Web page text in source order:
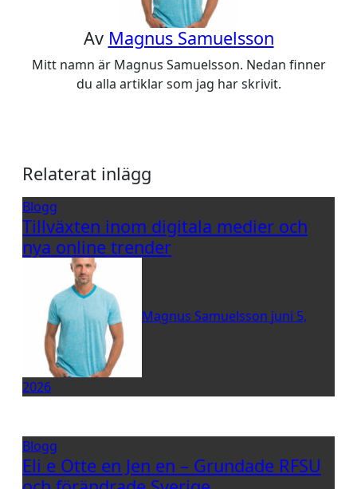
Av Magnus Samuelsson
Mitt namn är Magnus Samuelsson. Nedan finner
du alla artiklar som jag har skrivit.
Relaterat inlägg
Blogg
Tillväxten inom digitala medier och
nya online trender
Magnus Samuelsson juni 5,
2026
Blogg
Eli e Otte en Jen en – Grundade RFSU